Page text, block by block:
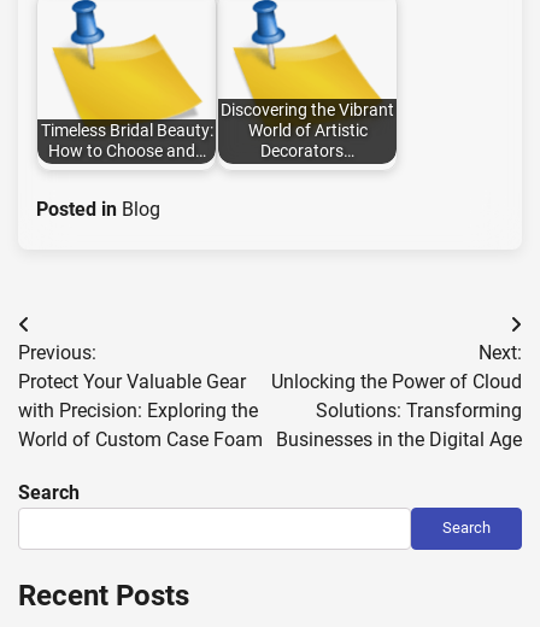
Timeless Bridal Beauty:
How to Choose and…
Discovering the Vibrant
World of Artistic
Decorators…
Posted in Blog
Post
navigation
Previous:
Protect Your Valuable Gear
with Precision: Exploring the
World of Custom Case Foam
Next:
Unlocking the Power of Cloud
Solutions: Transforming
Businesses in the Digital Age
Search
Search
Recent Posts